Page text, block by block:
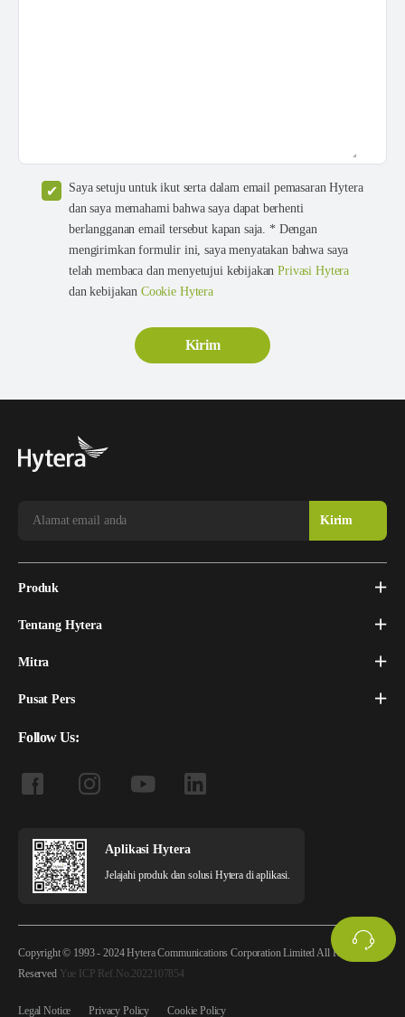
Saya setuju untuk ikut serta dalam email pemasaran Hytera
dan saya memahami bahwa saya dapat berhenti
berlangganan email tersebut kapan saja. * Dengan
mengirimkan formulir ini, saya menyatakan bahwa saya
telah membaca dan menyetujui kebijakanPrivasi Hytera
dan kebijakan Cookie Hytera
Produk
Tentang Hytera
Mitra
Pusat Pers
Follow Us:
Aplikasi Hytera
Jelajahi produk dan solusi Hytera di aplikasi.
Copyright © 1993 - 2024 Hytera Communications Corporation Limited All Rights
Reserved Yue ICP Ref.No.2022107854
Legal Notice Privacy Policy Cookie Policy